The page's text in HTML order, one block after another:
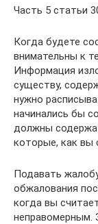
Часть 5 статьи
Когда будете
внимательны к
Информация
существу,
нужно
начинались бы
должны
которые, как вы
Подавать
обжалования
когда вы
неправомерным.